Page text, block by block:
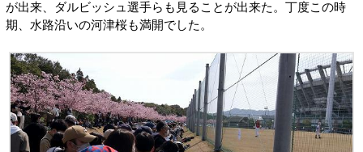
が出来、ダルビッシュ選手らも見ることが出来た。丁度この時
期、水路沿いの河津桜も満開でした。